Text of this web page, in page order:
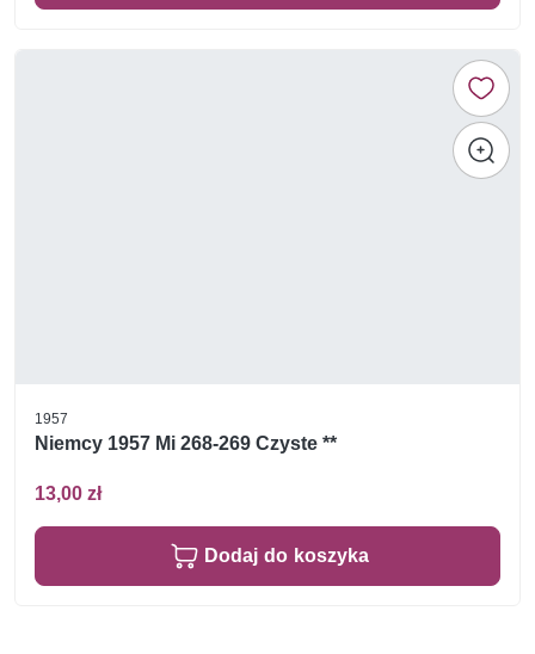
1957
Niemcy 1957 Mi 268-269 Czyste **
13,00 zł
Dodaj do koszyka